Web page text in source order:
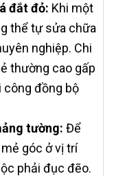
đắt đỏ: Khi một
thể tự sửa chữa
nghiệp. Chi
thường cao gấp
công đồng bộ
tường: Để
góc ở vị trí
phải đục đẽo.